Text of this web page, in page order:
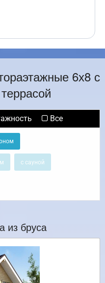
6х8 с
Все
с сауной
из бруса